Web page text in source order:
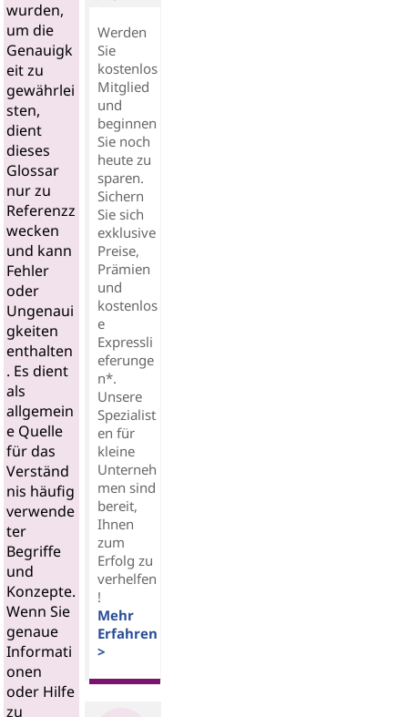
wurden,
um die
Genauigk
eit zu
gewährlei
sten,
dient
dieses
Glossar
nur zu
Referenzz
wecken
und kann
Fehler
oder
Ungenaui
gkeiten
enthalten
. Es dient
als
allgemein
e Quelle
für das
Verständ
nis häufig
verwende
ter
Begriffe
und
Konzepte.
Wenn Sie
genaue
Informati
onen
oder Hilfe
zu
Werden
Sie
kostenlos
Mitglied
und
beginnen
Sie noch
heute zu
sparen.
Sichern
Sie sich
exklusive
Preise,
Prämien
und
kostenlos
e
Expressli
eferunge
n*.
Unsere
Spezialist
en für
kleine
Unterneh
men sind
bereit,
Ihnen
zum
Erfolg zu
verhelfen
!
Mehr
Erfahren
>